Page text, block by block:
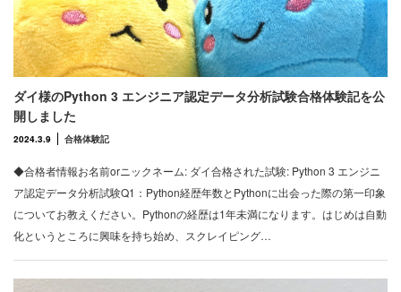
ダイ様のPython 3 エンジニア認定データ分析試験合格体験記を公
開しました
2024.3.9 合格体験記
◆合格者情報お名前orニックネーム: ダイ合格された試験: Python 3 エンジニ
ア認定データ分析試験Q1：Python経歴年数とPythonに出会った際の第一印象
についてお教えください。Pythonの経歴は1年未満になります。はじめは自動
化というところに興味を持ち始め、スクレイピング…